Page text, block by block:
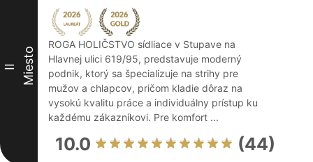
II Miesto
ROGA HOLIČSTVO sídliace v Stupave na
Hlavnej ulici 619/95, predstavuje moderný
podnik, ktorý sa špecializuje na strihy pre
mužov a chlapcov, pričom kladie dôraz na
vysokú kvalitu práce a individuálny prístup ku
každému zákazníkovi. Pre komfort ...
10.0 (44)